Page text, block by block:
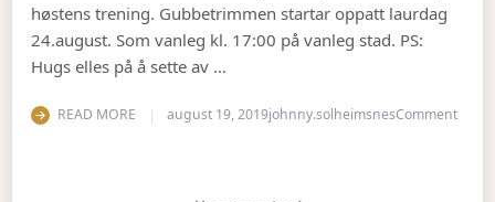
høstens trening. Gubbetrimmen startar oppatt laurdag
24.august. Som vanleg kl. 17:00 på vanleg stad. PS:
Hugs elles på å sette av …
READ MORE august 19, 2019johnny.solheimsnesCommenton